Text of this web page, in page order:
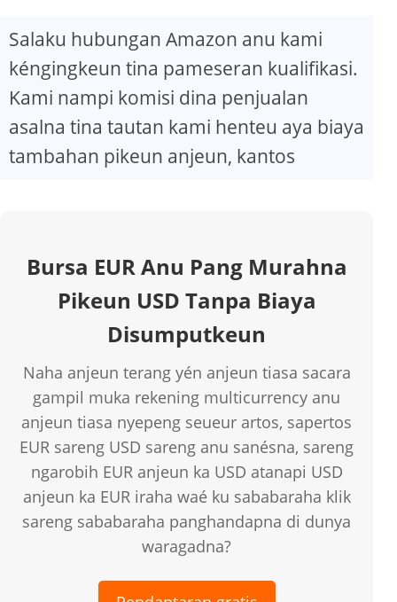
Salaku hubungan Amazon anu kami
kéngingkeun tina pameseran kualifikasi.
Kami nampi komisi dina penjualan
asalna tina tautan kami henteu aya biaya
tambahan pikeun anjeun, kantos
Bursa EUR Anu Pang Murahna
Pikeun USD Tanpa Biaya
Disumputkeun
Naha anjeun terang yén anjeun tiasa sacara
gampil muka rekening multicurrency anu
anjeun tiasa nyepeng seueur artos, sapertos
EUR sareng USD sareng anu sanésna, sareng
ngarobih EUR anjeun ka USD atanapi USD
anjeun ka EUR iraha waé ku sababaraha klik
sareng sababaraha panghandapna di dunya
waragadna?